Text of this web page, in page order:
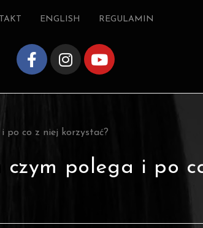
ENGLISH REGULAMIN
po co z niej korzystać?
czym polega i po